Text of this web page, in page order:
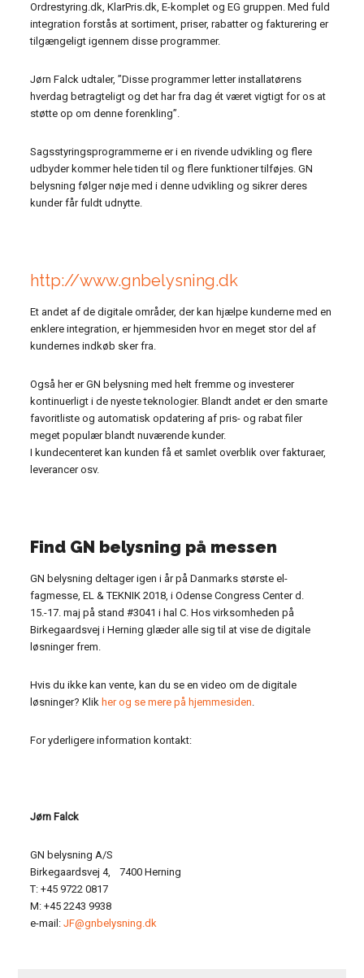
Ordrestyring.dk, KlarPris.dk, E-komplet og EG gruppen. Med fuld
integration forstås at sortiment, priser, rabatter og fakturering er
tilgængeligt igennem disse programmer.
Jørn Falck udtaler, ”Disse programmer letter installatørens
hverdag betragteligt og det har fra dag ét været vigtigt for os at
støtte op om denne forenkling”.
Sagsstyringsprogrammerne er i en rivende udvikling og flere
udbyder kommer hele tiden til og flere funktioner tilføjes. GN
belysning følger nøje med i denne udvikling og sikrer deres
kunder får fuldt udnytte.
http://www.gnbelysning.dk
Et andet af de digitale områder, der kan hjælpe kunderne med en
enklere integration, er hjemmesiden hvor en meget stor del af
kundernes indkøb sker fra.
Også her er GN belysning med helt fremme og investerer
kontinuerligt i de nyeste teknologier. Blandt andet er den smarte
favoritliste og automatisk opdatering af pris- og rabat filer
meget populær blandt nuværende kunder.
I kundecenteret kan kunden få et samlet overblik over fakturaer,
leverancer osv.
Find GN belysning på messen
GN belysning deltager igen i år på Danmarks største el-
fagmesse, EL & TEKNIK 2018, i Odense Congress Center d.
15.-17. maj på stand #3041 i hal C. Hos virksomheden på
Birkegaardsvej i Herning glæder alle sig til at vise de digitale
løsninger frem.
Hvis du ikke kan vente, kan du se en video om de digitale
løsninger? Klik her og se mere på hjemmesiden.
For yderligere information kontakt:
Jørn Falck
GN belysning A/S
Birkegaardsvej 4, 7400 Herning
T: +45 9722 0817
M: +45 2243 9938
e-mail:JF@gnbelysning.dk